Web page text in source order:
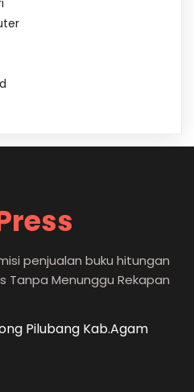
penjualan buku hitungan
Tanpa Menunggu Rekapan
Pilubang Kab.Agam